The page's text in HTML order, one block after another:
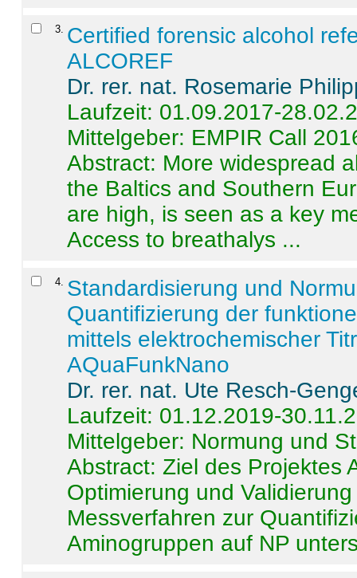
3 Certified forensic alcohol
ALCOREF
Dr. rer. nat. Rosemarie
Laufzeit: 01.09.2017-
Mittelgeber: EMPIR Call
Abstract: More widespread
the Baltics and Southern
are high, is seen as a key
Access to breathalys ...
4 Standardisierung und
Quantifizierung der
mittels elektrochemischer
AQuaFunkNano
Dr. rer. nat. Ute Resch-
Laufzeit: 01.12.2019-
Mittelgeber: Normung und
Abstract:Ziel des Projektes
Optimierung und
Messverfahren zur
Aminogruppen auf NP